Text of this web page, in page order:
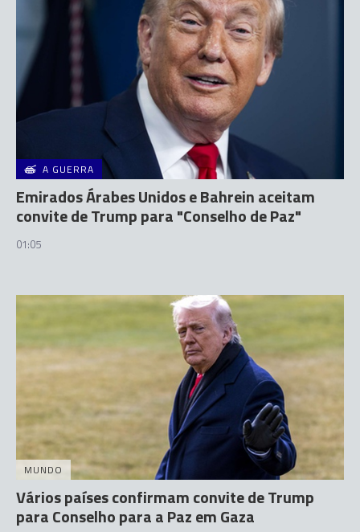
A GUERRA
Emirados Árabes Unidos e Bahrein aceitam
convite de Trump para "Conselho de Paz"
01:05
MUNDO
Vários países confirmam convite de Trump
para Conselho para a Paz em Gaza